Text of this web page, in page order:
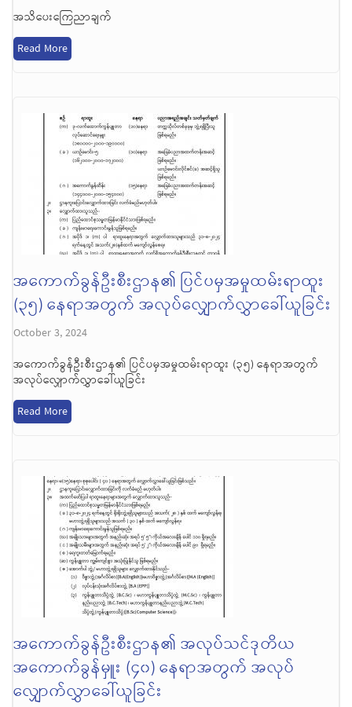
အသိပေးကြေညာချက်
Read More
အကောက်ခွန်ဦးစီးဌာန၏ ပြင်ပမှအမှုထမ်းရာထူး
(၃၅) နေရာအတွက် အလုပ်လျှောက်လွှာခေါ်ယူခြင်း
October 3, 2024
အကောက်ခွန်ဦးစီးဌာန၏ ပြင်ပမှအမှုထမ်းရာထူး (၃၅) နေရာအတွက်
အလုပ်လျှောက်လွှာခေါ်ယူခြင်း
Read More
အကောက်ခွန်ဦးစီးဌာန၏ အလုပ်သင်ဒုတိယ
အကောက်ခွန်မှူး (၄၀) နေရာအတွက် အလုပ်
လျှောက်လွှာခေါ်ယူခြင်း